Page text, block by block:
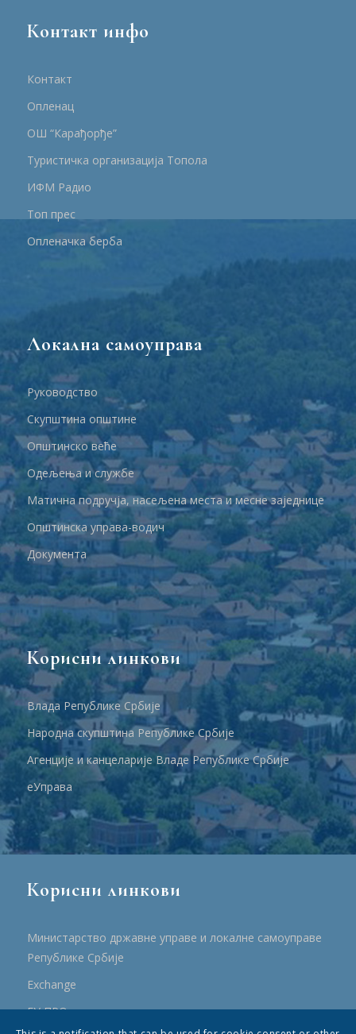
Контакт инфо
Контакт
Опленац
ОШ “Карађорђе”
Туристичка организација Топола
ИФМ Радио
Топ прес
Опленачка берба
Локална самоуправа
Руководство
Скупштина општине
Општинско веће
Одељења и службе
Матична подручја, насељена места и месне заједнице
Општинска управа-водич
Документа
Корисни линкови
Влада Републике Србије
Народна скупштина Републике Србије
Агенције и канцеларије Владе Републике Србије
еУправа
Корисни линкови
Министарство државне управе и локалне самоуправе
Републике Србије
Еxchange
ЕУ ПРО